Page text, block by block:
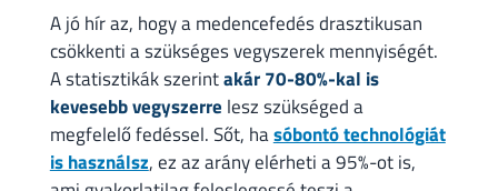
A jó hír az, hogy a medencefedés drasztikusan
csökkenti a szükséges vegyszerek mennyiségét.
A statisztikák szerintakár 70-80%-kal is
kevesebb vegyszerre lesz szükséged a
megfelelő fedéssel. Sőt, hasóbontó technológiát
is használsz, ez az arány elérheti a 95%-ot is,